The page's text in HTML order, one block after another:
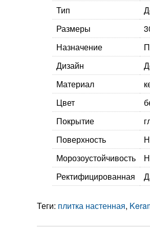
Тип
Размеры
Назначение
Дизайн
Материал
Цвет
Покрытие
Поверхность
Морозоустойчивость
Ректифицированная
Теги: плитка настенная,